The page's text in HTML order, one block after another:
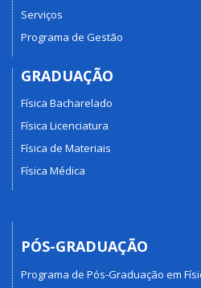
Serviços
Programa de Gestão
GRADUAÇÃO
Física Bacharelado
Física Licenciatura
Física de Materiais
Física Médica
PÓS-GRADUAÇÃO
Programa de Pós-Graduação em